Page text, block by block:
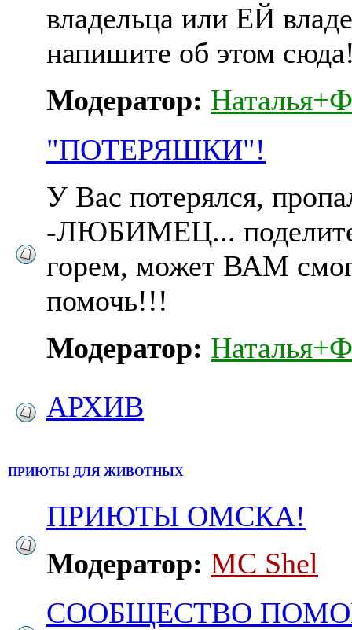
владельца или ЕЙ
напишите об этом
Модератор:
"ПОТЕРЯШКИ"!
У Вас потерялся,
-ЛЮБИМЕЦ...
горем, может ВАМ
помочь!!!
Модератор:
АРХИВ
ПРИЮТЫ ДЛЯ ЖИВОТНЫХ
ПРИЮТЫ ОМСКА!
Модератор: MC Shel
СООБЩЕСТВО